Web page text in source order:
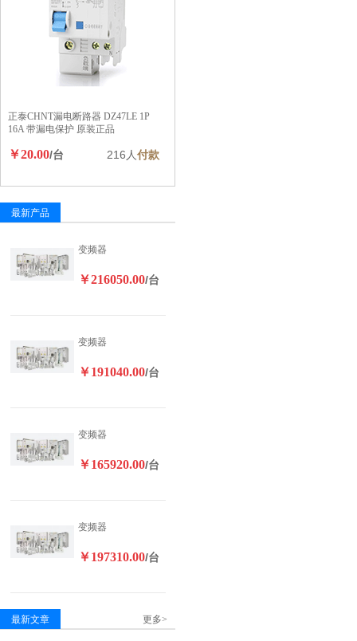
正泰CHNT漏电断路器 DZ47LE 1P
16A 带漏电保护 原装正品
￥20.00/台 216人付款
最新产品
变频器
￥216050.00/台
变频器
￥191040.00/台
变频器
￥165920.00/台
变频器
￥197310.00/台
最新文章 更多>